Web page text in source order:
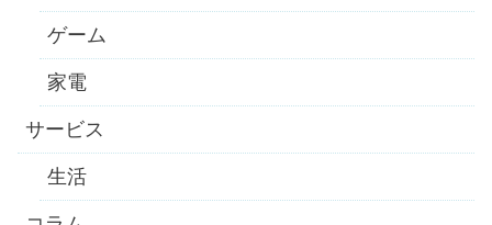
ゲーム
家電
サービス
生活